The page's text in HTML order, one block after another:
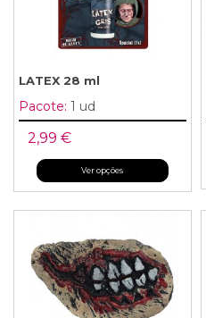
LATEX 28 ml
Pacote: 1 ud
2,99 €
Ver opções